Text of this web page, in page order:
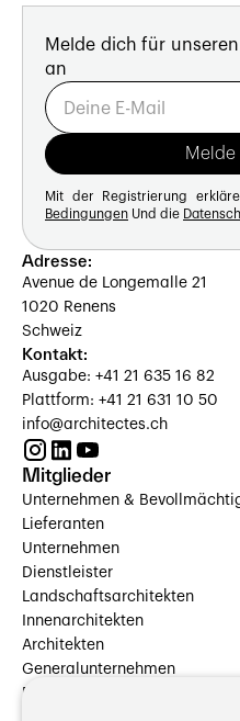
Melde dich für
an
Mit der Registrierung
Bedingungen Und die
Adresse:
Avenue de Longemalle 21
1020 Renens
Schweiz
Kontakt:
Ausgabe: +41 21 635 16 82
Plattform: +41 21 631 10 50
info@architectes.ch
Mitglieder
Unternehmen &
Lieferanten
Unternehmen
Dienstleister
Landschaftsarchitekten
Innenarchitekten
Architekten
Generalunternehmen
Beauftragte Unternehmen